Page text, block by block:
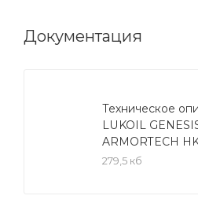
LUKOIL GENESIS
Спецификации:
ACEA A3/B3, A3/B4
Документация
Техническое
LUKOIL
ARMORTECH
279,5 кб